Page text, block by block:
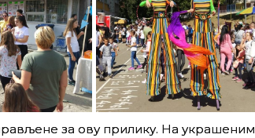
за ову прилику. На украшеним